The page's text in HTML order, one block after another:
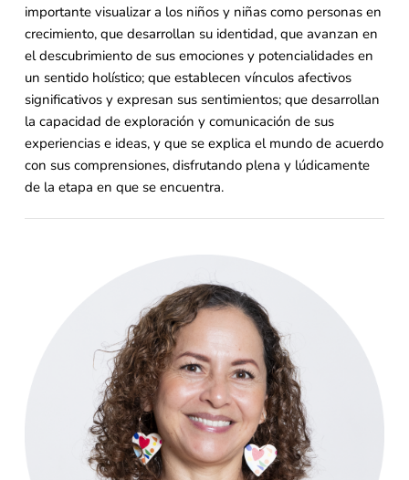
importante visualizar a los niños y niñas como personas en
crecimiento, que desarrollan su identidad, que avanzan en
el descubrimiento de sus emociones y potencialidades en
un sentido holístico; que establecen vínculos afectivos
significativos y expresan sus sentimientos; que desarrollan
la capacidad de exploración y comunicación de sus
experiencias e ideas, y que se explica el mundo de acuerdo
con sus comprensiones, disfrutando plena y lúdicamente
de la etapa en que se encuentra.